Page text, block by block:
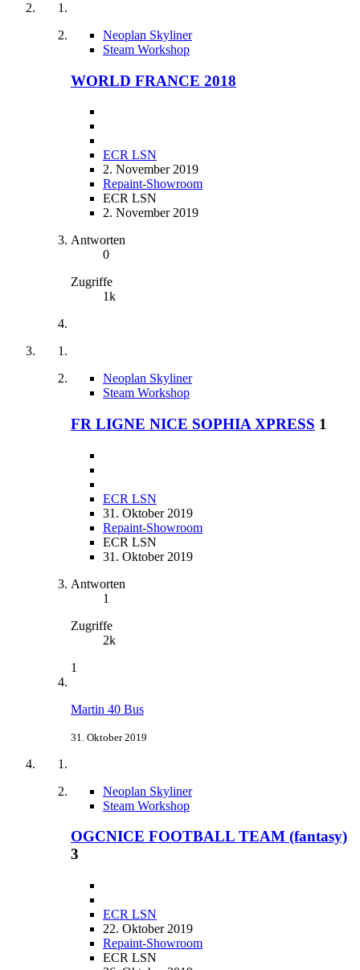
Neoplan Skyliner
Steam Workshop
WORLD FRANCE 2018
ECR LSN
2. November 2019
Repaint-Showroom
ECR LSN
2. November 2019
Antworten
0
Zugriffe
1k
Neoplan Skyliner
Steam Workshop
FR LIGNE NICE SOPHIA XPRESS 1
ECR LSN
31. Oktober 2019
Repaint-Showroom
ECR LSN
31. Oktober 2019
Antworten
1
Zugriffe
2k
1
Martin 40 Bus
31. Oktober 2019
Neoplan Skyliner
Steam Workshop
OGCNICE FOOTBALL TEAM (fantasy)
3
ECR LSN
22. Oktober 2019
Repaint-Showroom
ECR LSN